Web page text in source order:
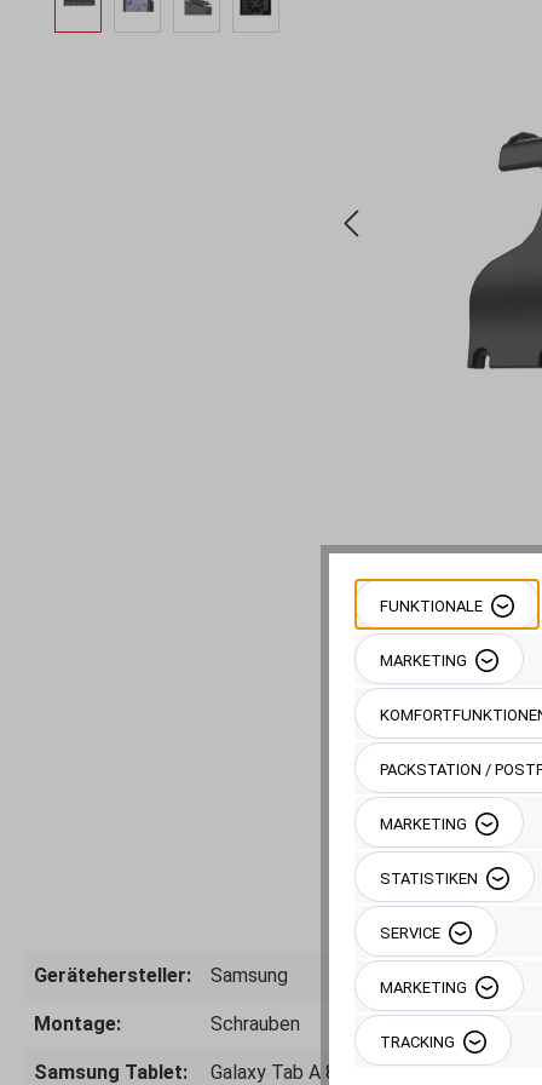
Gerätehersteller: Samsung
Montage: Schrauben
Samsung Tablet: Galaxy Tab A 8.4
FUNKTIONALE
MARKETING
PACKSTATION /
MARKETING
STATISTIKEN
SERVICE
MARKETING
TRACKING